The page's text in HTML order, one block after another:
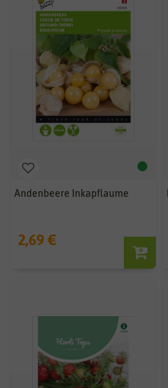
Andenbeere Inkapflaume
2,69 €